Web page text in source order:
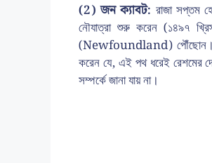
(2) জন ক্যাবট: রাজা সপ্তম
নৌযাত্রা শুরু করেন (১৪৯৭
(Newfoundland) পৌঁছোন। এর
করেন যে, এই পথ ধরেই রেশমের
সম্পর্কে জানা যায় না।